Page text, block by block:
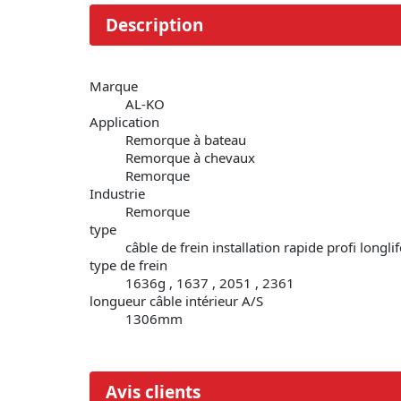
Description
Marque
AL-KO
Application
Remorque à bateau
Remorque à chevaux
Remorque
Industrie
Remorque
type
câble de frein installation rapide profi
type de frein
1636g , 1637 , 2051 , 2361
longueur câble intérieur A/S
1306mm
Avis clients